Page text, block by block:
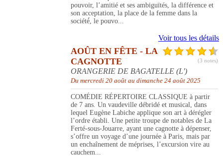
pouvoir, l’amitié et ses ambiguïtés, la différence et
son acceptation, la place de la femme dans la
société́, le pouvo...
Voir tous les détails
(3 notes)
AOÛT EN FÊTE - LA
CAGNOTTE
ORANGERIE DE BAGATELLE (L')
Du mercredi 20 août au dimanche 24 août 2025
COMÉDIE RÉPERTOIRE CLASSIQUE à partir
de 7 ans. Un vaudeville débridé et musical, dans
lequel Eugène Labiche applique son art à dérégler
l’ordre établi. Une petite troupe de notables de La
Ferté-sous-Jouarre, ayant une cagnotte à dépenser,
s’offre un voyage d’une journée à Paris, mais par
un enchaînement de méprises, l’excursion vire au
cauchem...